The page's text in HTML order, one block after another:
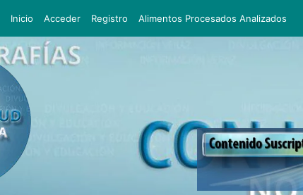
Inicio Acceder Registro Alimentos Procesados Analizados